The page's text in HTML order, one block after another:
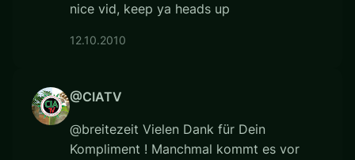
nice vid, keep ya heads up
12.10.2010
@CIATV
@breitezeit Vielen Dank für Dein
Kompliment ! Manchmal kommt es vor